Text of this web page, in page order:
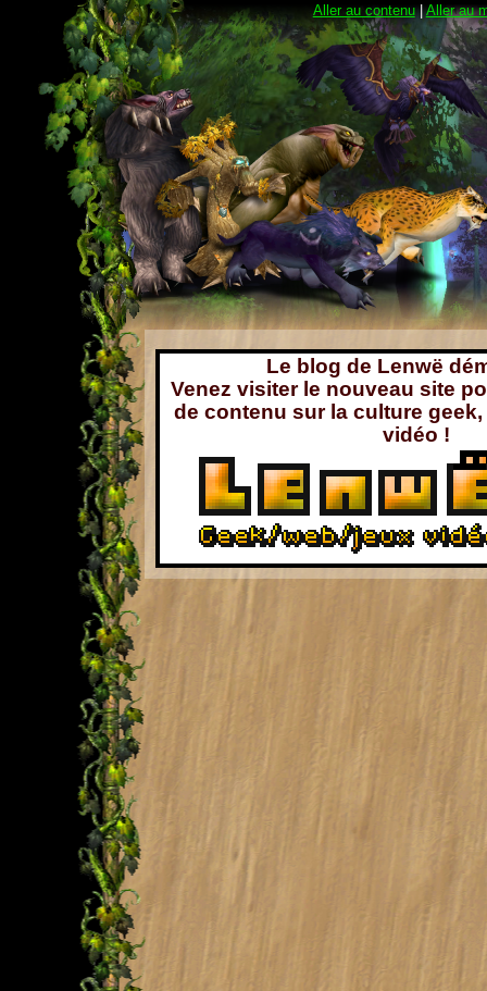
Aller au contenu|Aller au
Le blog de Lenwë
Venez visiter le nouveau site
de contenu sur la culture
vidéo !